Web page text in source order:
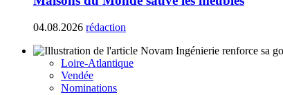
04.08.2026 rédaction
Loire-Atlantique
Vendée
Nominations